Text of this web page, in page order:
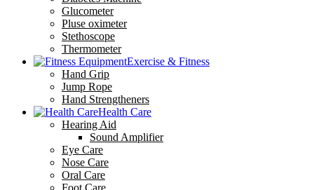
Glucometer
Pluse oximeter
Stethoscope
Thermometer
Exercise & Fitness
Hand Grip
Jump Rope
Hand Strengtheners
Health Care
Hearing Aid
Sound Amplifier
Eye Care
Nose Care
Oral Care
Foot Care